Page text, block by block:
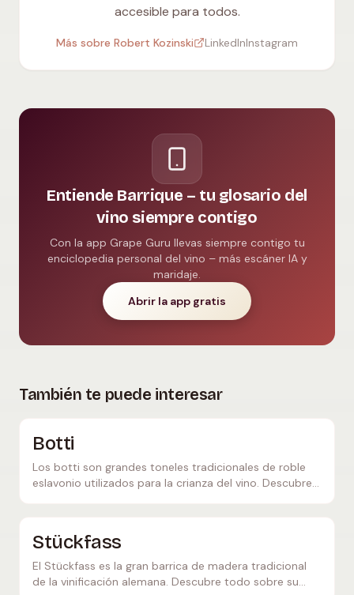
accesible para todos.
Más sobre Robert Kozinski LinkedInInstagram
Entiende Barrique – tu glosario del
vino siempre contigo
Con la app Grape Guru llevas siempre contigo tu
enciclopedia personal del vino – más escáner IA y
maridaje.
Abrir la app gratis
También te puede interesar
Botti
Los botti son grandes toneles tradicionales de roble
eslavonio utilizados para la crianza del vino. Descubre
Stückfass
El Stückfass es la gran barrica de madera tradicional
de la vinificación alemana. Descubre todo sobre su